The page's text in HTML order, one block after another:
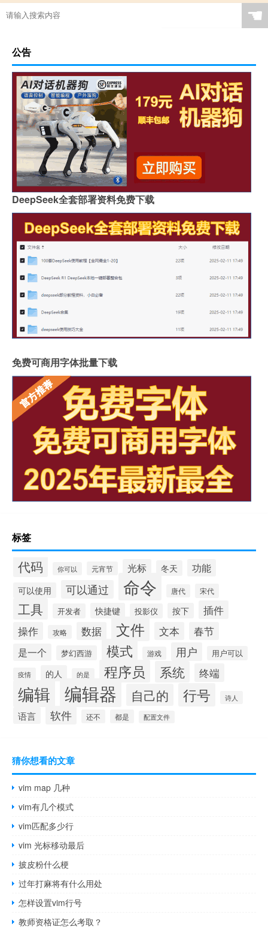
☚
公告
DeepSeek全套部署资料免费下载
免费可商用字体批量下载
标签
代码 你可以 元宵节 光标 冬天 功能
可以使用 可以通过 命令 唐代 宋代
工具 开发者 快捷键 投影仪 按下 插件
操作 攻略 数据 文件 文本 春节
是一个 梦幻西游 模式 游戏 用户 用户可以
疫情 的人 的是 程序员 系统 终端
编辑 编辑器 自己的 行号 诗人
语言 软件 还不 都是 配置文件
猜你想看的文章
vim map 几种
vim有几个模式
vim匹配多少行
vim 光标移动最后
披皮粉什么梗
过年打麻将有什么用处
怎样设置vim行号
教师资格证怎么考取？